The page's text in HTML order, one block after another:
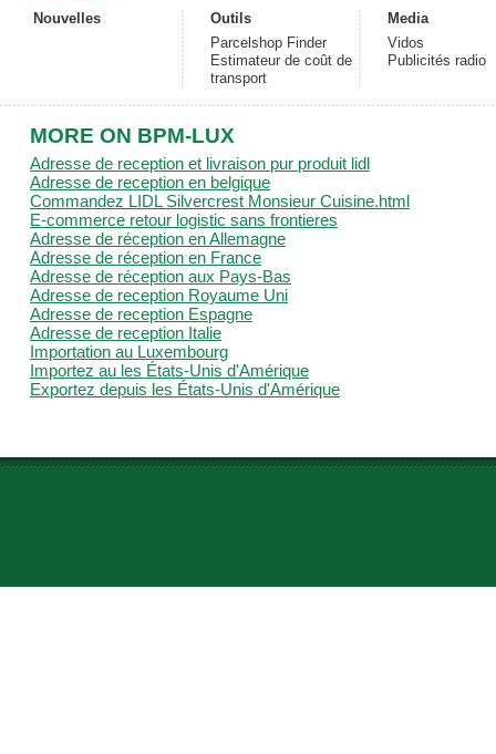
Nouvelles
Outils
Parcelshop Finder
Estimateur de coût de
transport
Media
Vidos
Publicités radio
MORE ON BPM-LUX
Adresse de reception et livraison pur produit lidl
Adresse de reception en belgique
Commandez LIDL Silvercrest Monsieur Cuisine.html
E-commerce retour logistic sans frontieres
Adresse de réception en Allemagne
Adresse de réception en France
Adresse de réception aux Pays-Bas
Adresse de reception Royaume Uni
Adresse de reception Espagne
Adresse de reception Italie
Importation au Luxembourg
Importez au les États-Unis d'Amérique
Exportez depuis les États-Unis d'Amérique